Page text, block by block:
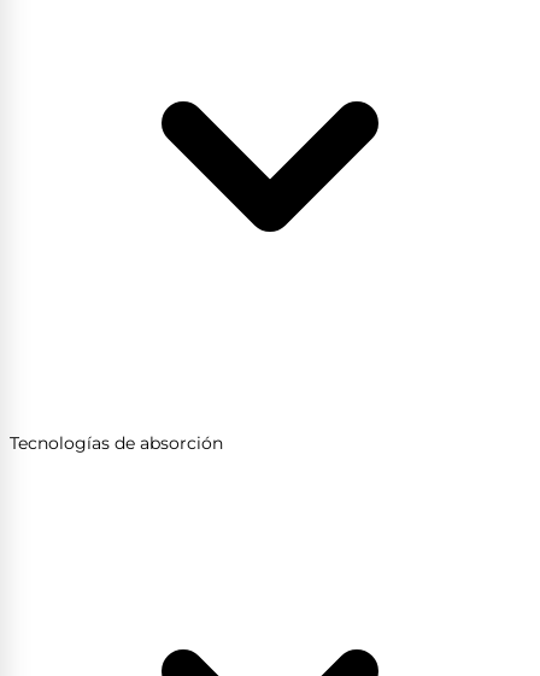
Tecnologías de absorción